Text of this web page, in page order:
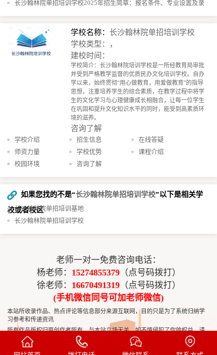
长沙翰林院单招培训学校2025年招生简章：报名条件、专业设置及录
取流程
学校名称： 长沙翰林院单招培训学校
学校类型：，
建校时间：
学校简介：长沙翰林院培训学校是一所经教育局审批
并受到严格教学监督的优质民办文化培训学校。自办
学以来，始终贯彻“用心做教育，用爱做教育”的指导
思想，注重培养学生的综合素质，在教学过程中将学
生的文化学习与心理健康成长相融合，让每一位学生
在巩固和提升文化知识水平的同时，能受到高素质环
境的滋养。
咨询了解
学校介绍 招生信息
在线答疑
师资力量
学校优势
课程介绍
校园环境
咨询了解
如果您找的不是“长沙翰林院单招培训学校”以下是相关学
校或者校区
长沙翰林院单招培训基地
长沙翰林院单招培训学校
老师一对一免费咨询电话：
杨老师： 15274855379（点号码拨打）
徐老师： 16670491319（点号码拨打）
(手机微信同号可加老师微信)
本站所收录作品、热点评论等信息部分来源互联网，目的只是为了系统归纳学
习参考和传递资讯
所有作品版权归原创作者所有，与本站立场无关，如不慎侵犯了你的权益，请
联系我们50455704
告知，我们将做删除处理！
Copyright © 2022-2032
长沙高考复读网